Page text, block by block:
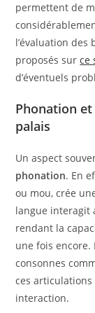
permettent de
l’évaluation des
proposés surce
d’éventuels
Phonation
palais
Un aspect
phonation. En
ou mou, crée
langue interagit
rendant la
une fois
consonnes
ces
interaction.